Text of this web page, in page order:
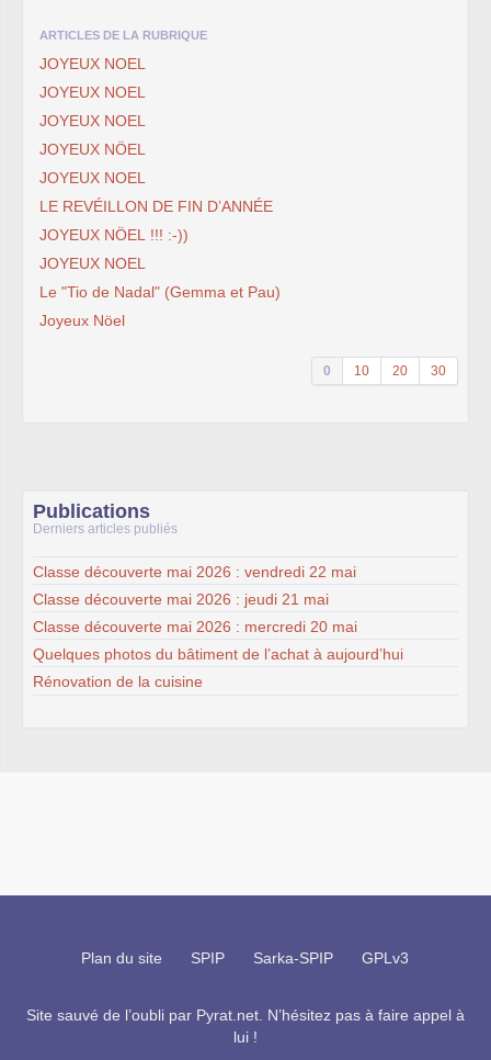
ARTICLES DE LA RUBRIQUE
JOYEUX NOEL
JOYEUX NOEL
JOYEUX NOEL
JOYEUX NÖEL
JOYEUX NOEL
LE REVÉILLON DE FIN D’ANNÉE
JOYEUX NÖEL !!! :-))
JOYEUX NOEL
Le "Tio de Nadal" (Gemma et Pau)
Joyeux Nöel
0 10 20 30
Publications
Derniers articles publiés
Classe découverte mai 2026 : vendredi 22 mai
Classe découverte mai 2026 : jeudi 21 mai
Classe découverte mai 2026 : mercredi 20 mai
Quelques photos du bâtiment de l’achat à aujourd’hui
Rénovation de la cuisine
Plan du site SPIP Sarka-SPIP GPLv3
Site sauvé de l’oubli par Pyrat.net . N’hésitez pas à faire appel à
lui !